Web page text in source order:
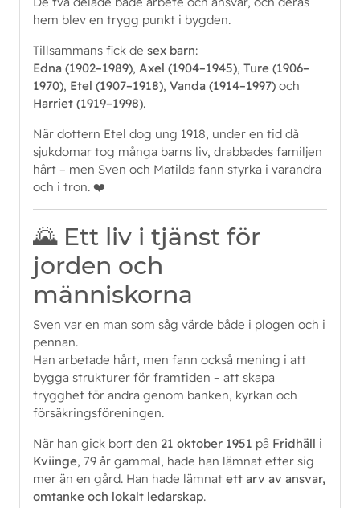
hem blev en trygg punkt i bygden.
Tillsammans fick de sex barn:
Edna (1902–1989), Axel (1904–1945), Ture (1906–
1970), Etel (1907–1918), Vanda (1914–1997) och
Harriet (1919–1998).
När dottern Etel dog ung 1918, under en tid då
sjukdomar tog många barns liv, drabbades familjen
hårt – men Sven och Matilda fann styrka i varandra
och i tron. ❤️
🌄 Ett liv i tjänst för
jorden och
människorna
Sven var en man som såg värde både i plogen och i
pennan.
Han arbetade hårt, men fann också mening i att
bygga strukturer för framtiden – att skapa
trygghet för andra genom banken, kyrkan och
försäkringsföreningen.
När han gick bort den 21 oktober 1951 på Fridhäll i
Kviinge, 79 år gammal, hade han lämnat efter sig
mer än en gård. Han hade lämnat ett arv av ansvar,
omtanke och lokalt ledarskap.